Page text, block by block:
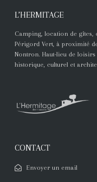
L’HERMITAGE
Camping, location de gîtes,
Périgord Vert, à proximité
Nontron. Haut-lieu de
historique, culturel et
CONTACT
Envoyer un email